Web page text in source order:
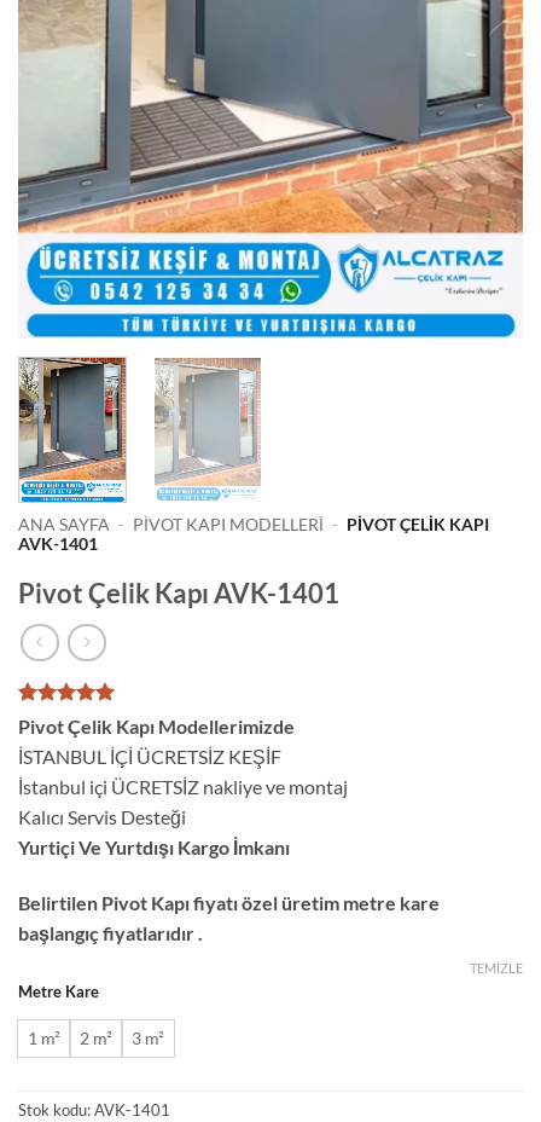
ANA SAYFA - PIVOT KAPI MODELLERI - PIVOT ÇELIK KAPI
AVK-1401
Pivot Çelik Kapı AVK-1401
1
müşteri
puanına
dayanarak
5 üzerinden
5puan aldı
Pivot Çelik Kapı Modellerimizde
İSTANBUL İÇİ ÜCRETSİZ KEŞİF
İstanbul içi ÜCRETSİZ nakliye ve montaj
Kalıcı Servis Desteği
Yurtiçi Ve Yurtdışı Kargo İmkanı
Belirtilen Pivot Kapı fiyatı özel üretim metre kare
başlangıç fiyatlarıdır .
Metre Kare
1 m² 2 m² 3 m²
TEMIZLE
Stok kodu:AVK-1401